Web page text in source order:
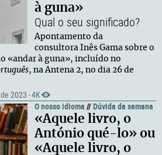
à guna»
Qual o seu significado?
Apontamento da
consultora Inês Gama sobre o
«andar à guna», incluído no
, na Antena 2, no dia 26 de
2023 · 4K
O nosso idioma //Dúvida da semana
«Aquele livro, o
António qué-lo» ou
«Aquele livro, o